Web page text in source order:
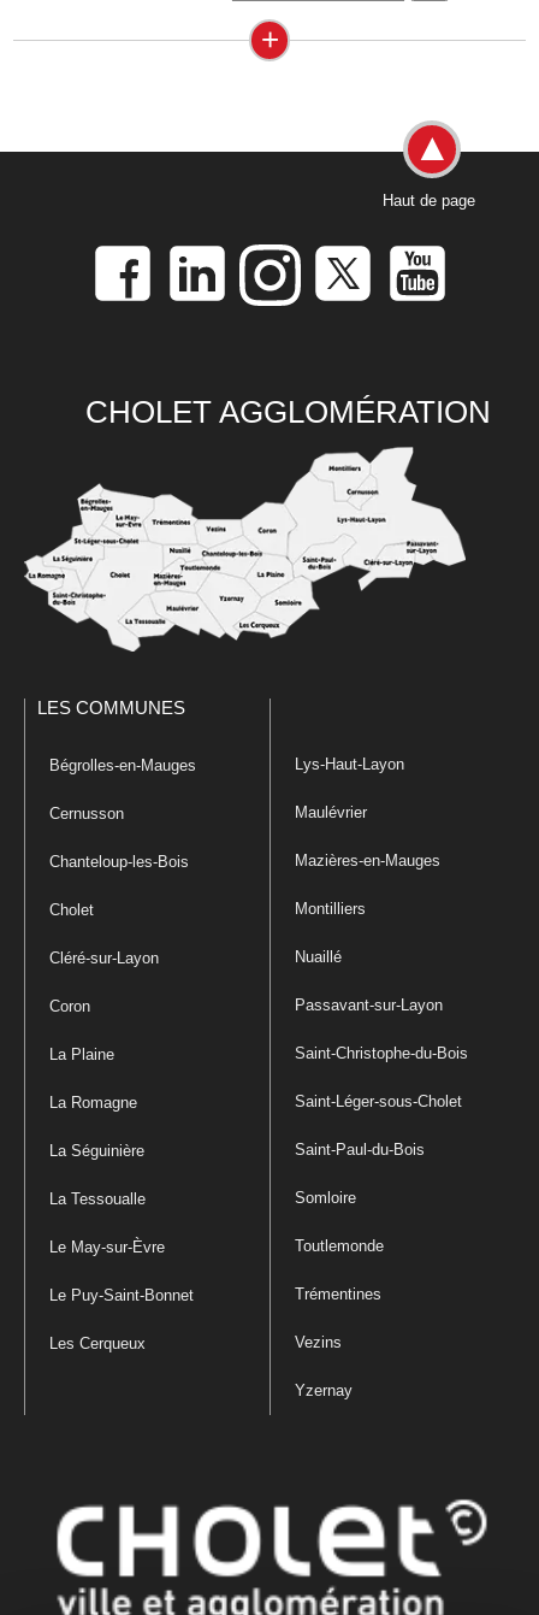
+
Haut de page
CHOLET AGGLOMÉRATION
LES COMMUNES
Bégrolles-en-Mauges
Cernusson
Chanteloup-les-Bois
Cholet
Cléré-sur-Layon
Coron
La Plaine
La Romagne
La Séguinière
La Tessoualle
Le May-sur-Èvre
Le Puy-Saint-Bonnet
Les Cerqueux
Lys-Haut-Layon
Maulévrier
Mazières-en-Mauges
Montilliers
Nuaillé
Passavant-sur-Layon
Saint-Christophe-du-Bois
Saint-Léger-sous-Cholet
Saint-Paul-du-Bois
Somloire
Toutlemonde
Trémentines
Vezins
Yzernay